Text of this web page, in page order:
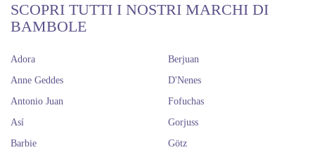
SCOPRI TUTTI I NOSTRI MARCHI DI
BAMBOLE
Adora
Anne Geddes
Antonio Juan
Así
Barbie
Berjuan
D'Nenes
Fofuchas
Gorjuss
Götz